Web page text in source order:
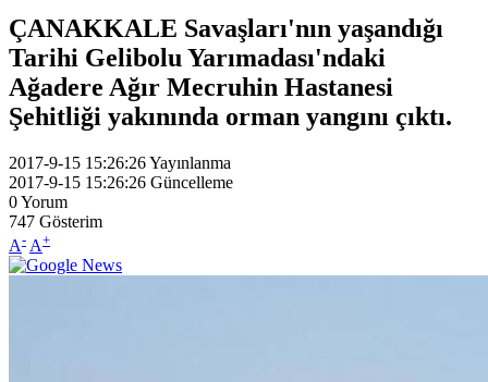
ÇANAKKALE Savaşları'nın yaşandığı
Tarihi Gelibolu Yarımadası'ndaki
Ağadere Ağır Mecruhin Hastanesi
Şehitliği yakınında orman yangını çıktı.
2017-9-15 15:26:26Yayınlanma
2017-9-15 15:26:26 Güncelleme
0Yorum
747 Gösterim
A- A+